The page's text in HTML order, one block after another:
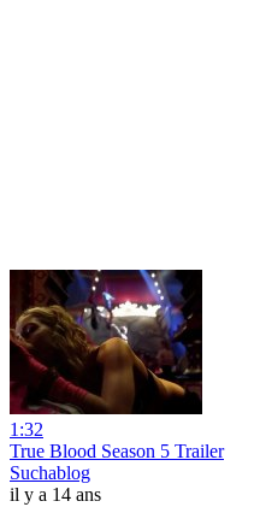
1:32
True Blood Season 5 Trailer
Suchablog
il y a 14 ans